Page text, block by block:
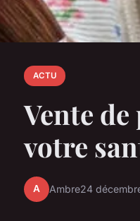
ACTU
Vente
votre
A Ambre24